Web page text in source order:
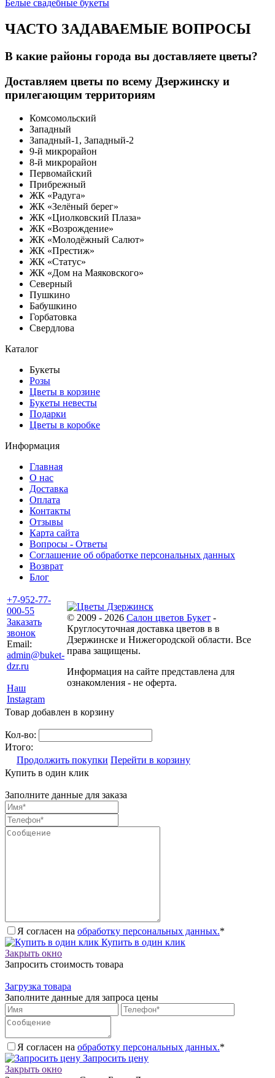
Белые свадебные букеты
ЧАСТО ЗАДАВАЕМЫЕ ВОПРОСЫ
В какие районы города вы доставляете цветы?
Доставляем цветы по всему Дзержинску и
прилегающим территориям
Комсомольский
Западный
Западный-1, Западный-2
9-й микрорайон
8-й микрорайон
Первомайский
Прибрежный
ЖК «Радуга»
ЖК «Зелёный берег»
ЖК «Циолковский Плаза»
ЖК «Возрождение»
ЖК «Молодёжный Салют»
ЖК «Престиж»
ЖК «Статус»
ЖК «Дом на Маяковского»
Северный
Пушкино
Бабушкино
Горбатовка
Свердлова
Каталог
Букеты
Розы
Цветы в корзине
Букеты невесты
Подарки
Цветы в коробке
Информация
Главная
О нас
Доставка
Оплата
Контакты
Отзывы
Карта сайта
Вопросы - Ответы
Соглашение об обработке персональных данных
Возврат
Блог
+7-952-77-
000-55
Заказать
звонок
Email:
admin@buket-
dzr.ru
Наш
Instagram
© 2009 - 2026 Салон цветов Букет -
Круглосуточная доставка цветов в в
Дзержинске и Нижегородской области. Все
права защищены.
Информация на сайте представлена для
ознакомления - не оферта.
Товар добавлен в корзину
Кол-во:
Итого:
Продолжить покупки Перейти в корзину
Купить в один клик
Заполните данные для заказа
Я согласен на обработку персональных данных.*
Купить в один клик
Закрыть окно
Запросить стоимость товара
Загрузка товара
Заполните данные для запроса цены
Я согласен на обработку персональных данных.*
Запросить цену
Закрыть окно